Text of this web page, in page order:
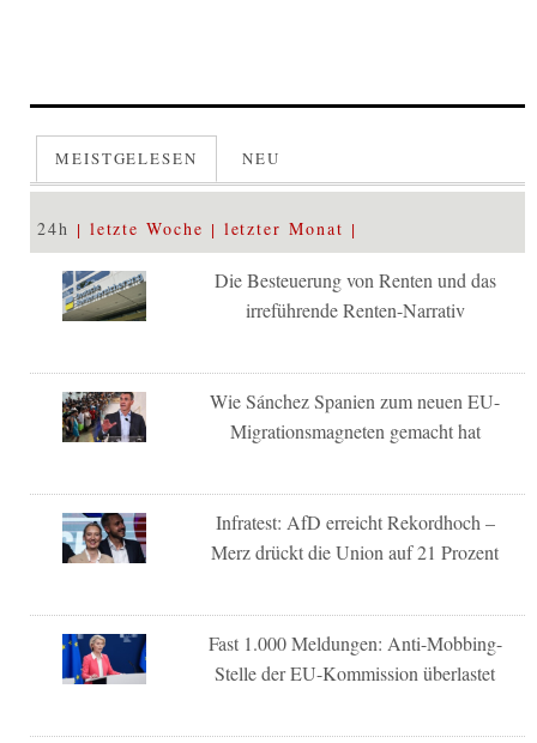
MEISTGELESEN NEU
24h letzte Woche letzter Monat
Die Besteuerung von Renten und das
irreführende Renten-Narrativ
Wie Sánchez Spanien zum neuen EU-
Migrationsmagneten gemacht hat
Infratest: AfD erreicht Rekordhoch –
Merz drückt die Union auf 21 Prozent
Fast 1.000 Meldungen: Anti-Mobbing-
Stelle der EU-Kommission überlastet